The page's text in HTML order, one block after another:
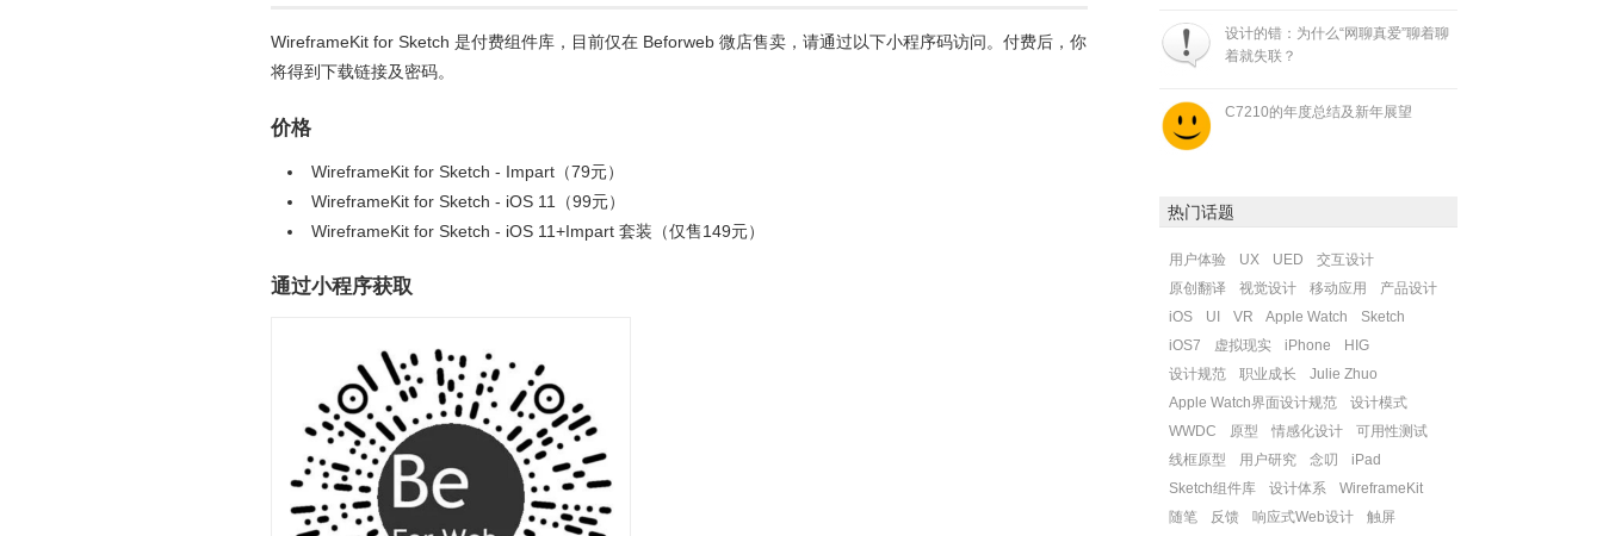
WireframeKit for Sketch 是付费组件库，目前仅在 Beforweb 微店售卖，请通过以下小程序码访问。付费后，你
将得到下载链接及密码。
价格
WireframeKit for Sketch - Impart（79元）
WireframeKit for Sketch - iOS 11（99元）
WireframeKit for Sketch - iOS 11+Impart 套装（仅售149元）
通过小程序获取
设计的错：为什么“网聊真爱”聊着聊
着就失联？
C7210的年度总结及新年展望
热门话题
用户体验 UX UED
交互设计
原创翻译
视觉设计 移动应用
产品设计
iOS
UI VR Apple Watch
Sketch
iOS7
虚拟现实 iPhone
HIG
设计规范
职业成长
Julie Zhuo
Apple Watch界面设计规范
设计模式
WWDC
原型 情感化设计
可用性测试
线框原型
用户研究 念叨
iPad
Sketch组件库
设计体系
WireframeKit
随笔
反馈 响应式Web设计
触屏